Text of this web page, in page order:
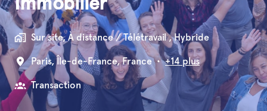
Sur site, À distance / Télétravail , Hybride
Paris, Île-de-France, France • +14 plus
Transaction